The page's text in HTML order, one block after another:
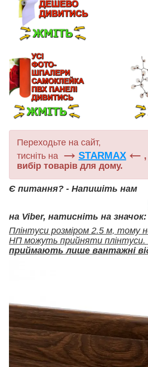
Переходьте на сайт,
тисніть на →STARMAX ←
вибір товарів для дому.
Є питання? - Напишіть нам
на Viber, натисніть на значок:
Плінтуси розміром 2.5 м, тому не
НП можуть прийняти плінтуси.
приймають лише вантажні